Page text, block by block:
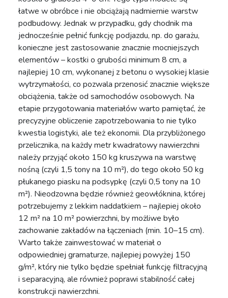
łatwe w obróbce i nie obciążają nadmiernie warstw
podbudowy. Jednak w przypadku, gdy chodnik ma
jednocześnie pełnić funkcję podjazdu, np. do garażu,
konieczne jest zastosowanie znacznie mocniejszych
elementów – kostki o grubości minimum 8 cm, a
najlepiej 10 cm, wykonanej z betonu o wysokiej klasie
wytrzymałości, co pozwala przenosić znacznie większe
obciążenia, także od samochodów osobowych. Na
etapie przygotowania materiałów warto pamiętać, że
precyzyjne obliczenie zapotrzebowania to nie tylko
kwestia logistyki, ale też ekonomii. Dla przybliżonego
przelicznika, na każdy metr kwadratowy nawierzchni
należy przyjąć około 150 kg kruszywa na warstwę
nośną (czyli 1,5 tony na 10 m²), do tego około 50 kg
płukanego piasku na podsypkę (czyli 0,5 tony na 10
m²). Nieodzowna będzie również geowłóknina, której
potrzebujemy z lekkim naddatkiem – najlepiej około
12 m² na 10 m² powierzchni, by możliwe było
zachowanie zakładów na łączeniach (min. 10–15 cm).
Warto także zainwestować w materiał o
odpowiedniej gramaturze, najlepiej powyżej 150
g/m², który nie tylko będzie spełniał funkcję filtracyjną
i separacyjną, ale również poprawi stabilność całej
konstrukcji nawierzchni.